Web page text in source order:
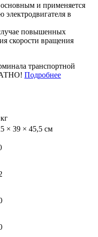
и применяется
электродвигателя в
повышенных
скорости вращения
транспортной
Подробнее
× 39 × 45,5 см